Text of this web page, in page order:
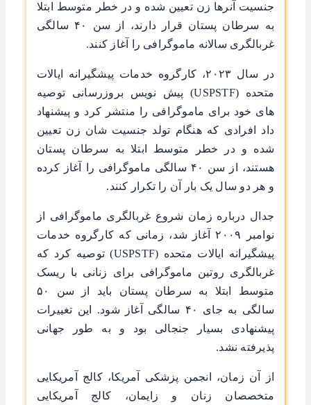
جنسیت آنر‌ها زن تعیین شده و در خطر متوسط ابتلا
به سرطان پستان قرار دارند، از سن ۴۰ سالگی
غربالگری سالانه ماموگرافی را آغاز کنند.
در سال ۲۰۲۳، کارگروه خدمات پیشگیرانه ایالات
متحده (USPSTF) پیش‌ نویس بروزرسانی توصیه‌
های خود برای ماموگرافی را منتشر کرد و پیشنهاد
داد افرادی که هنگام تولد جنسیت شان زن تعیین
شده و در خطر متوسط ابتلا به سرطان پستان
هستند، از سن ۴۰ سالگی ماموگرافی را آغاز کرده
و هر دو سال یک بار آن را تکرار کنند.
جدال درباره زمان شروع غربالگری ماموگرافی از
نوامبر ۲۰۰۹ آغاز شد، زمانی که کارگروه خدمات
پیشگیرانه ایالات متحده (USPSTF) توصیه کرد که
غربالگری روتین ماموگرافی برای زنانی با ریسک
متوسط ابتلا به سرطان پستان باید از سن ۵۰
سالگی به جای ۴۰ سالگی آغاز شود. این تغییرات
پیشنهادی بسیار جنجالی بود و به‌ طور جهانی
پذیرفته نشد.
از آن زمان، انجمن پزشکی آمریکا، کالج آمریکایی
متخصصان زنان و زایمان، کالج آمریکایی